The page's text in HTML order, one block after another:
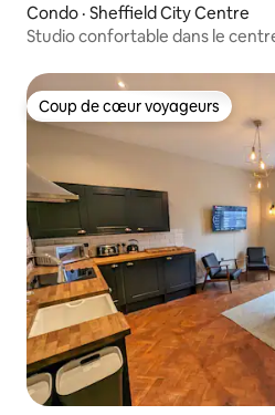
Condo · Sheffield City Centre
Studio confortable dans le
Coup de cœur voyageurs
Coup de cœur voyageurs